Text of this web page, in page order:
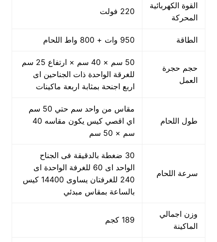
القوة الكهربائية
المحركة
220 فولت
الطاقة 950 وات + 800 واط اللحام
حجم حجرة
العمل
50 سم × 40 سم × ارتفاع 25 سم
للغرقة الواحدة ذات الجناحين اى
اربع اجنحة بمثابة اربعة ماكينات
طول اللحام
مقاس من واحد سم حتي 50 سم
اي اقصي كيس يكون مقاسه 40
سم × 50 سم
سرعة اللحام
30 ضغطة بالدقيقة فى الجناح
الواحد اى 60 للغرفة الواحدة اى
240 للغرفتان يساوى 14400 كيس
بالساعة بمقاس مبدئي
وزن اجمالي
الماكينة
189 كجم